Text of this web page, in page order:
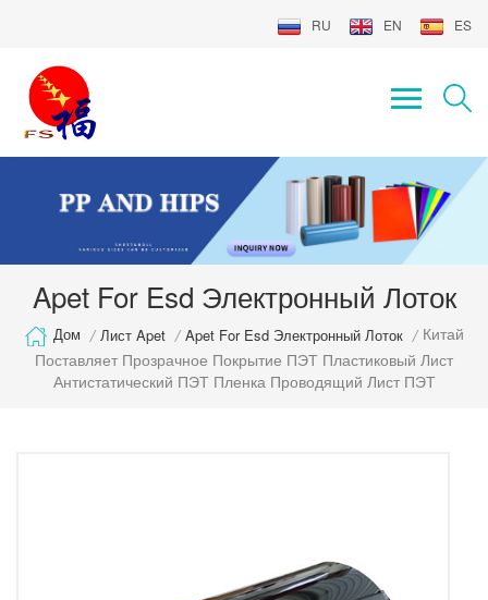
RU EN ES
Apet For Esd Электронный Лоток
Дом / Лист Apet / Apet For Esd Электронный Лоток / Китай
Поставляет Прозрачное Покрытие ПЭТ Пластиковый Лист
Антистатический ПЭТ Пленка Проводящий Лист ПЭТ